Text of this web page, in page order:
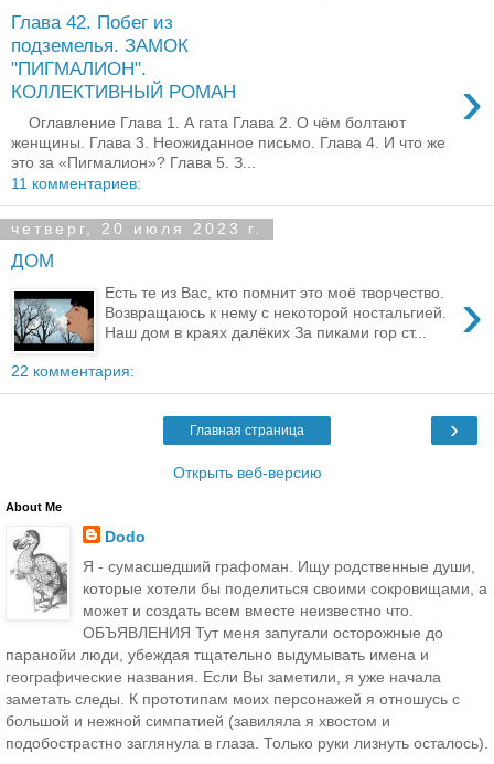
Глава 42. Побег из
подземелья. ЗАМОК
"ПИГМАЛИОН".
КОЛЛЕКТИВНЫЙ РОМАН
›
Оглавление Глава 1. А гата Глава 2. О чём болтают
женщины. Глава 3. Неожиданное письмо. Глава 4. И что же
это за «Пигмалион»? Глава 5. З...
11 комментариев:
четверг, 20 июля 2023 г.
ДОМ
›
Есть те из Вас, кто помнит это моё творчество.
Возвращаюсь к нему с некоторой ностальгией.
Наш дом в краях далёких За пиками гор ст...
22 комментария:
›
Главная страница
Открыть веб-версию
About Me
Dodo
Я - сумасшедший графоман. Ищу родственные души,
которые хотели бы поделиться своими сокровищами, а
может и создать всем вместе неизвестно что.
ОБЪЯВЛЕНИЯ Тут меня запугали осторожные до
паранойи люди, убеждая тщательно выдумывать имена и
географические названия. Если Вы заметили, я уже начала
заметать следы. К прототипам моих персонажей я отношусь с
большой и нежной симпатией (завиляла я хвостом и
подобострастно заглянула в глаза. Только руки лизнуть осталось).